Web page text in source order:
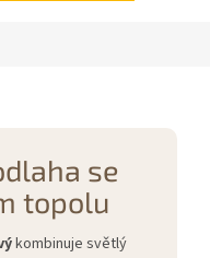
se
topolu
kombinuje světlý